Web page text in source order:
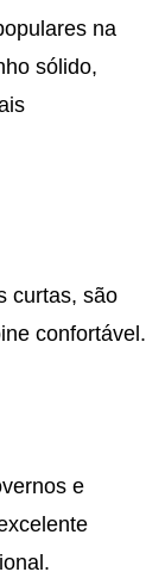
na
sólido,
curtas, são
confortável.
e